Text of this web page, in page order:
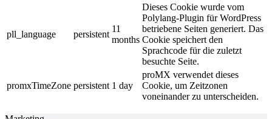
pll_language persistent
11
months
Dieses Cookie wurde vom
Polylang-Plugin für WordPress
betriebene Seiten generiert. Das
Cookie speichert den
Sprachcode für die zuletzt
besuchte Seite.
promxTimeZone persistent 1 day
proMX verwendet dieses
Cookie, um Zeitzonen
voneinander zu unterscheiden.